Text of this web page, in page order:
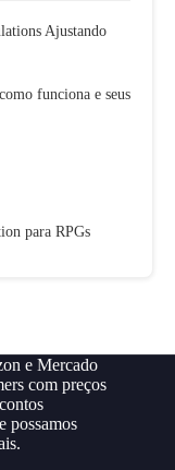
Ajustando
funciona e seus
para RPGs
e Mercado
com preços
possamos